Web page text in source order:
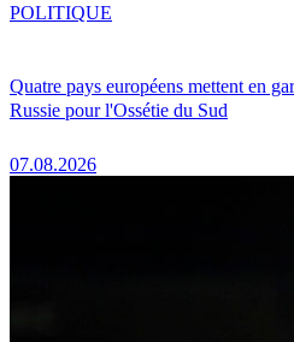
Quatre pays européens mettent en
Russie pour l'Ossétie du Sud
07.08.2026
POLITIQUE